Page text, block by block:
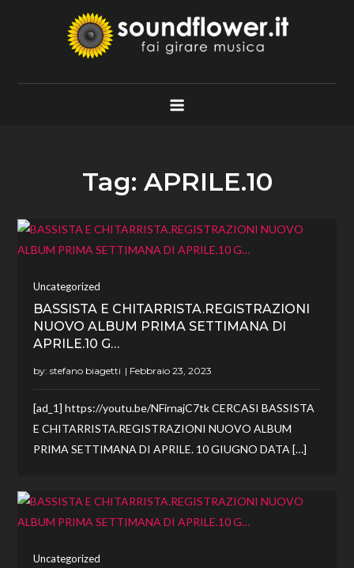
Soundflower.it
Fai Girare Musica
Tag: APRILE.10
Uncategorized
BASSISTA E CHITARRISTA.REGISTRAZIONI
NUOVO ALBUM PRIMA SETTIMANA DI
APRILE.10 G…
by:stefano biagetti
[ad_1] https://youtu.be/NFirnajC7tk CERCASI BASSISTA
E CHITARRISTA.REGISTRAZIONI NUOVO ALBUM
PRIMA SETTIMANA DI APRILE. 10 GIUGNO DATA […]
Uncategorized